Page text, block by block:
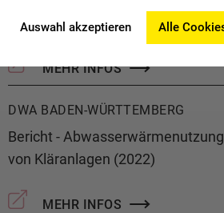
technische Rahmenbedingungen
MEHR INFOS
DWA BADEN-WÜRTTEMBERG
Bericht -
von Kläranlagen (2022)
MEHR INFOS
Auswahl akzeptieren Alle